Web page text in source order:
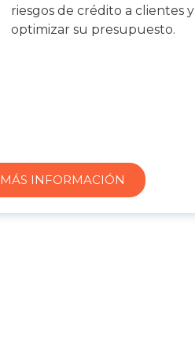
riesgos de crédito a clientes y
optimizar su presupuesto.
MÁS INFORMACIÓN